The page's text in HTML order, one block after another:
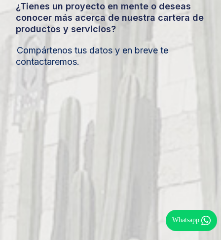
¿Tienes un proyecto en mente o deseas
conocer más acerca de nuestra cartera de
productos y servicios?
Compártenos tus datos y en breve te
contactaremos.
Whatsapp